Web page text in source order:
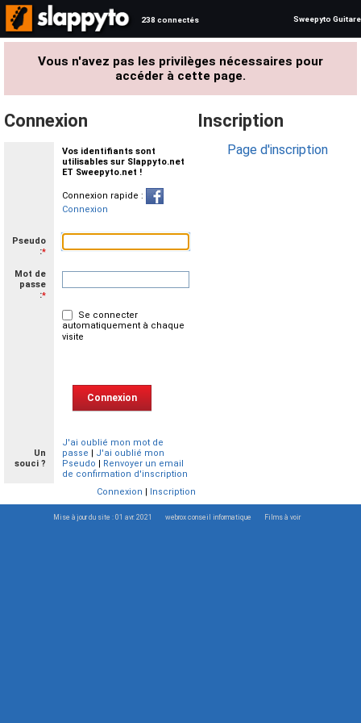
238 connectés Sweepyto Guitare
Vous n'avez pas les privilèges nécessaires pour
accéder à cette page.
Connexion
Vos identifiants sont
utilisables sur Slappyto.net
ET Sweepyto.net !
Connexion rapide :
Connexion
Pseudo
:*
Mot de
passe
:*
Se connecter
automatiquement à chaque
visite
Un
souci ?
J'ai oublié mon mot de
passe | J'ai oublié mon
Pseudo | Renvoyer un email
de confirmation d'inscription
Connexion | Inscription
Inscription
Page d'inscription
Mise à jour du site : 01 avr. 2021 webrox conseil informatique Films à voir